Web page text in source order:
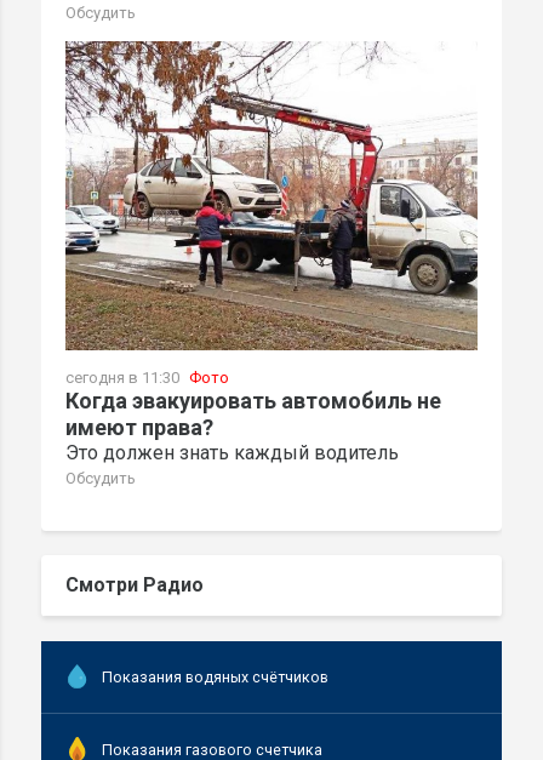
Обсудить
сегодня в 11:30 Фото
Когда эвакуировать автомобиль не
имеют права?
Это должен знать каждый водитель
Обсудить
Смотри Радио
Показания водяных счётчиков
Показания газового счетчика